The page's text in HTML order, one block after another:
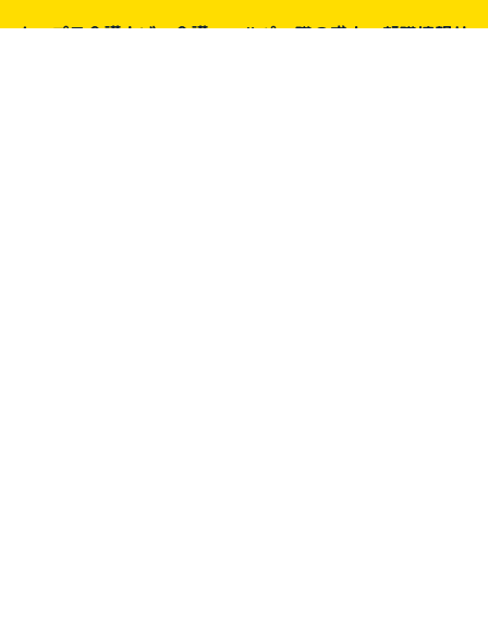
キャプラ介護ナビ－介護・ヘルパー職の求人・転職情報サ